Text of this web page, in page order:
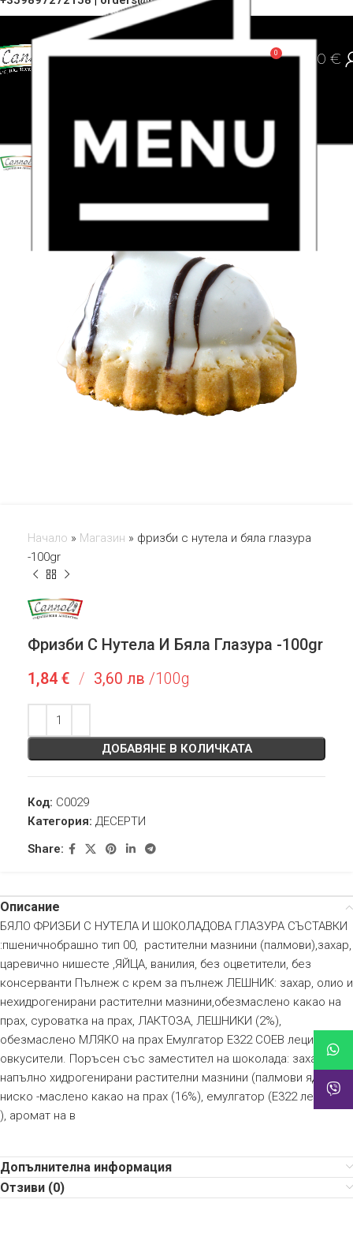
0 0,00 €
Начало » Магазин » фризби с нутела и бяла глазура
-100gr
Фризби С Нутела И Бяла Глазура -100gr
1,84 € / 3,60 лв /100g
ДОБАВЯНЕ В КОЛИЧКАТА
Код: C0029
Категория: ДЕСЕРТИ
Share:
Описание
БЯЛО ФРИЗБИ С НУТЕЛА И ШОКОЛАДОВА ГЛАЗУРА СЪСТАВКИ
:пшеничнобрашно тип 00, растителни мазнини (палмови),захар,
царевично нишесте ,ЯЙЦА, ванилия, без оцветители, без
консерванти Пълнеж с крем за пълнеж ЛЕШНИК: захар, олио и
нехидрогенирани растителни мазнини,обезмаслено какао на
прах, суроватка на прах, ЛАКТОЗА, ЛЕШНИКИ (2%),
обезмаслено МЛЯКО на прах Емулгатор E322 СОЕВ лецитин,
овкусители. Поръсен със заместител на шоколада: захар,
напълно хидрогенирани растителни мазнини (палмови ядки),
ниско -маслено какао на прах (16%), емулгатор (E322 лецитин
), аромат на в
Допълнителна информация
Отзиви (0)